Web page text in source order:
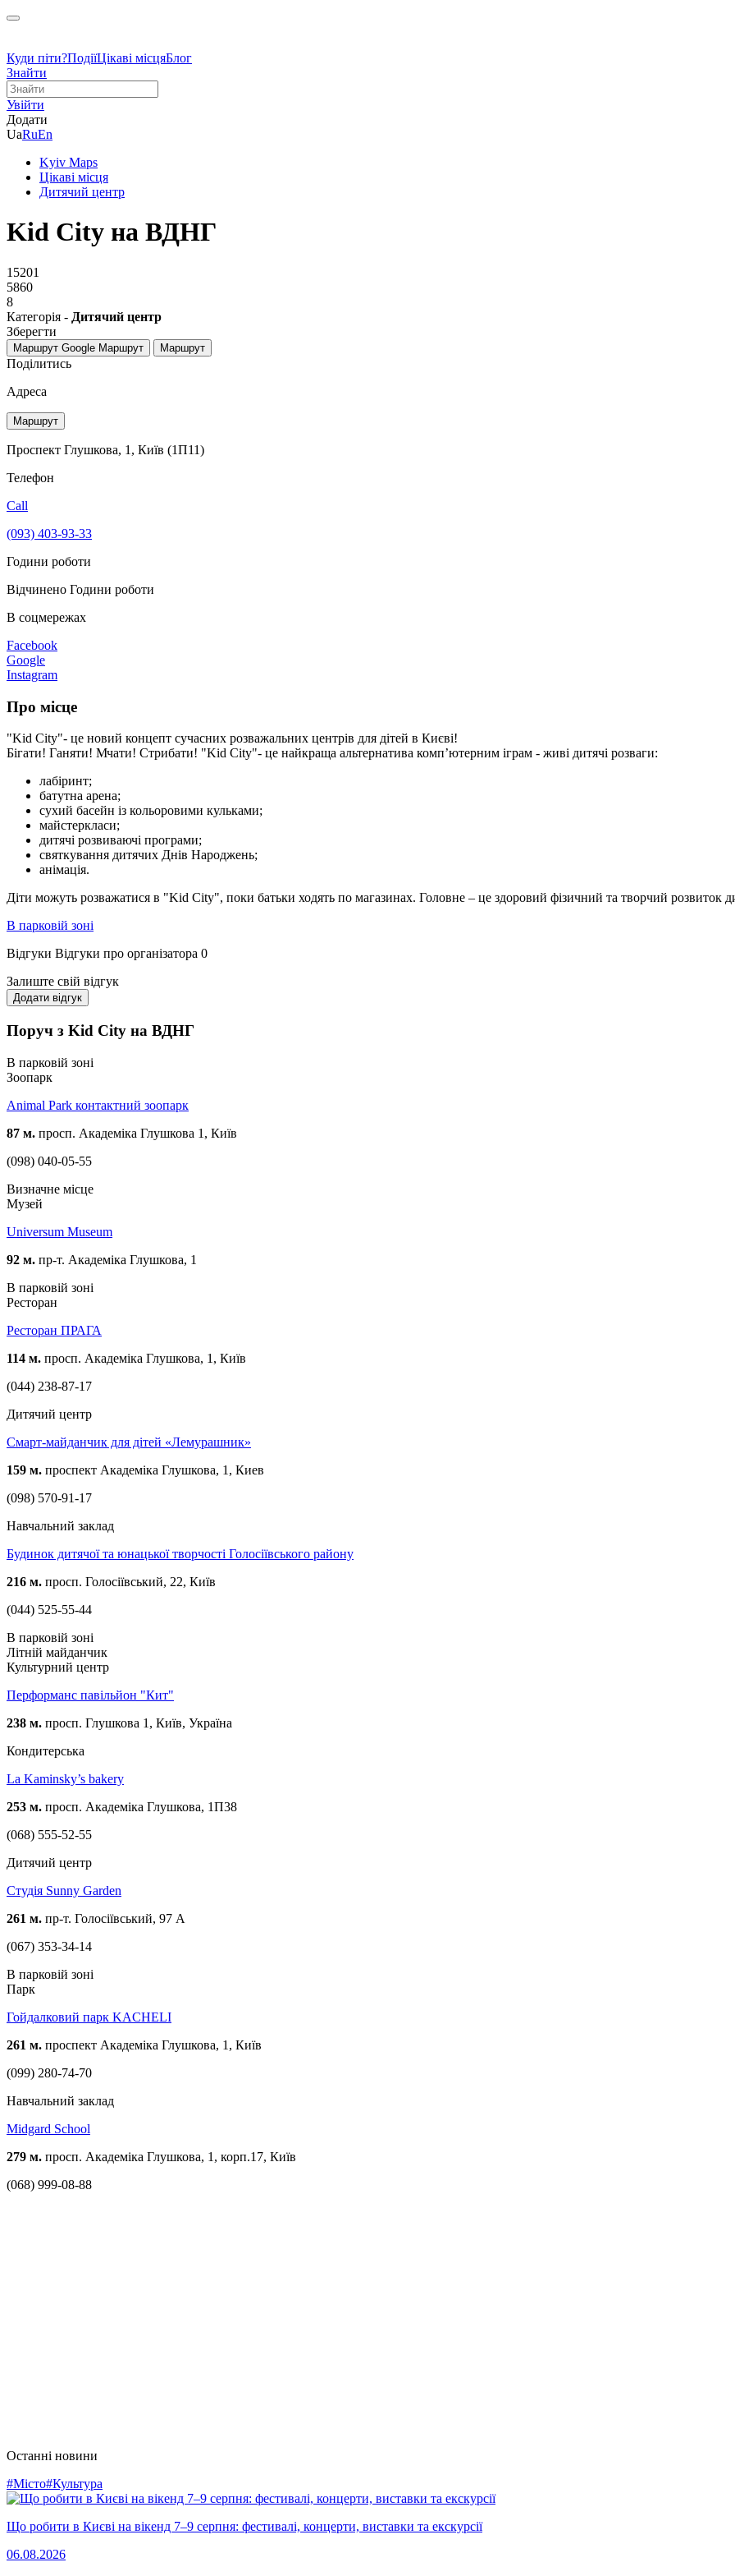
Куди піти?ПодіїЦікаві місцяБлог
Знайти
Увійти
Додати
UaRuEn
Kyiv Maps
Цікаві місця
Дитячий центр
Kid City на ВДНГ
15201
5860
8
Категорія - Дитячий центр
Зберегти
Маршрут Google Маршрут Маршрут
Поділитись
Адреса
Маршрут
Проспект Глушкова, 1, Київ (1П11)
Телефон
Call
(093) 403-93-33
Години роботи
Відчинено Години роботи
В соцмережах
Facebook
Google
Instagram
Про місце
"Kid City"- це новий концепт сучасних розважальних центрів для дітей в Києві!
Бігати! Ганяти! Мчати! Стрибати! "Kid City"- це найкраща альтернатива комп’ютерним іграм - живі дитячі розваги:
лабіринт;
батутна арена;
сухий басейн із кольоровими кульками;
майстеркласи;
дитячі розвиваючі програми;
святкування дитячих Днів Народжень;
анімація.
Діти можуть розважатися в "Kid City", поки батьки ходять по магазинах. Головне – це здоровий фізичний та творчий розвиток
В парковій зоні
Відгуки Відгуки про організатора 0
Залиште свій відгук
Додати відгук
Поруч з Kid City на ВДНГ
В парковій зоні
Зоопарк
Animal Park контактний зоопарк
87 м. просп. Академіка Глушкова 1, Київ
(098) 040-05-55
Визначне місце
Музей
Universum Museum
92 м. пр-т. Академіка Глушкова, 1
В парковій зоні
Ресторан
Ресторан ПРАГА
114 м. просп. Академіка Глушкова, 1, Київ
(044) 238-87-17
Дитячий центр
Смарт-майданчик для дітей «Лемурашник»
159 м. проспект Академіка Глушкова, 1, Киев
(098) 570-91-17
Навчальний заклад
Будинок дитячої та юнацької творчості Голосіївського району
216 м. просп. Голосіївський, 22, Київ
(044) 525-55-44
В парковій зоні
Літній майданчик
Культурний центр
Перформанс павільйон "Кит"
238 м. просп. Глушкова 1, Київ, Україна
Кондитерська
La Kaminsky’s bakery
253 м. просп. Академіка Глушкова, 1П38
(068) 555-52-55
Дитячий центр
Студія Sunny Garden
261 м. пр-т. Голосіївський, 97 А
(067) 353-34-14
В парковій зоні
Парк
Гойдалковий парк KACHELI
261 м. проспект Академіка Глушкова, 1, Київ
(099) 280-74-70
Навчальний заклад
Midgard School
279 м. просп. Академіка Глушкова, 1, корп.17, Київ
(068) 999-08-88
Останні новини
#Місто#Культура
Що робити в Києві на вікенд 7–9 серпня: фестивалі, концерти, виставки та екскурсії
06.08.2026